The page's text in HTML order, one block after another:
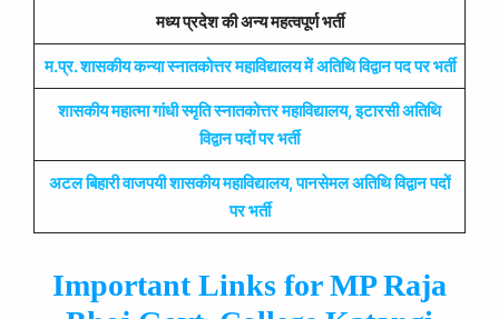
मध्य प्रदेश की अन्य महत्वपूर्ण भर्ती
म.प्र. शासकीय कन्या स्नातकोत्तर महाविद्यालय में अतिथि विद्वान पद पर भर्ती
शासकीय महात्मा गांधी स्मृति स्नातकोत्तर महाविद्यालय, इटारसी अतिथि
विद्वान पदों पर भर्ती
अटल बिहारी वाजपयी शासकीय महाविद्यालय, पानसेमल अतिथि विद्वान पदों
पर भर्ती
Important Links for MP Raja